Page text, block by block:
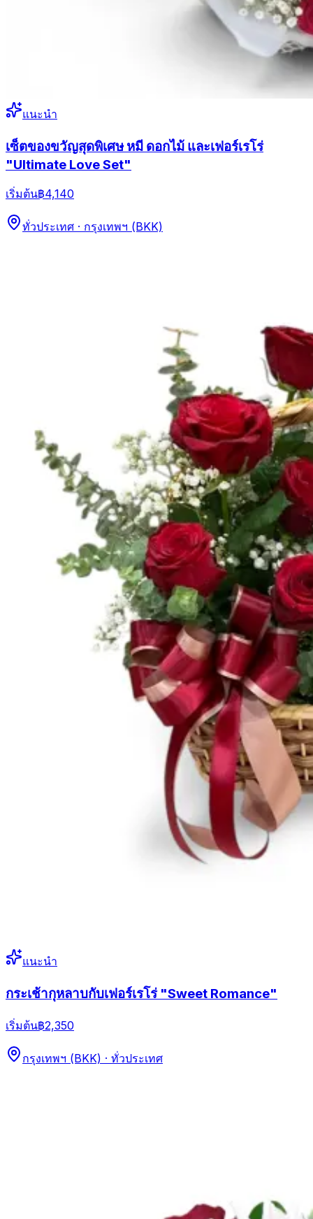
แนะนำ
เซ็ตของขวัญสุดพิเศษ หมี ดอกไม้ และเฟอร์เรโร่
"Ultimate Love Set"
เริ่มต้น฿4,140
ทั่วประเทศ · กรุงเทพฯ (BKK)
แนะนำ
กระเช้ากุหลาบกับเฟอร์เรโร่ "Sweet Romance"
เริ่มต้น฿2,350
กรุงเทพฯ (BKK) · ทั่วประเทศ